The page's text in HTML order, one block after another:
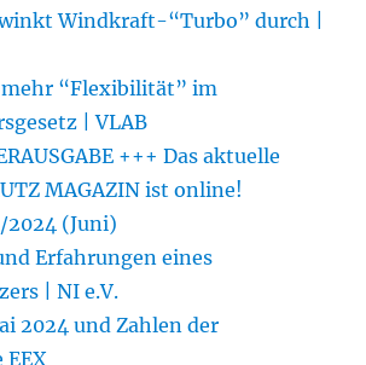
Windkraft-“Turbo” durch |
“Flexibilität” im
| VLAB
+++ Das aktuelle
MAGAZIN ist online!
2024 (Juni)
Erfahrungen eines
| NI e.V.
2024 und Zahlen der
EEX